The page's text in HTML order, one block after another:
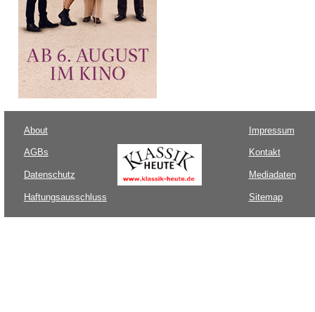
About
AGBs
Datenschutz
Haftungsausschluss
Impressum
Kontakt
Mediadaten
Sitemap